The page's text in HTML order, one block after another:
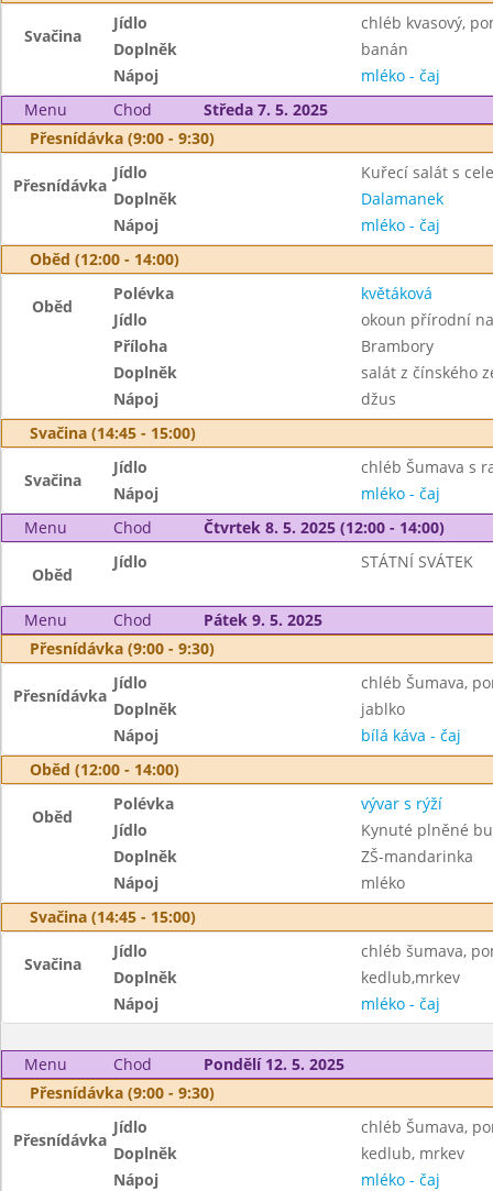
Svačina
Jídlo
chléb kvasový,
Doplněk
banán
Nápoj
mléko - čaj
Menu
Chod
Středa 7. 5. 2025
Přesnídávka (9:00 - 9:30)
Přesnídávka
Jídlo
Kuřecí salát s
Doplněk
Dalamanek
Nápoj
mléko - čaj
Oběd (12:00 - 14:00)
Oběd
Polévka
květáková
Jídlo
okoun přírodní
Příloha
Brambory
Doplněk
salát z čínského
Nápoj
džus
Svačina (14:45 - 15:00)
Svačina
Jídlo
chléb Šumava s
Nápoj
mléko - čaj
Menu
Chod Čtvrtek 8. 5. 2025 (12:00 - 14:00)
Oběd
Jídlo STÁTNÍ SVÁTEK
Menu Chod
Pátek 9. 5. 2025
Přesnídávka (9:00 - 9:30)
Přesnídávka
Jídlo
chléb Šumava,
Doplněk
jablko
Nápoj
bílá káva - čaj
Oběd (12:00 - 14:00)
Oběd
Polévka
vývar s rýží
Jídlo
Kynuté plněné
Doplněk
ZŠ-mandarinka
Nápoj
mléko
Svačina (14:45 - 15:00)
Svačina
Jídlo
chléb šumava,
Doplněk
kedlub,mrkev
Nápoj
mléko - čaj
Menu Chod
Pondělí 12. 5. 2025
Přesnídávka (9:00 - 9:30)
Přesnídávka
Jídlo
chléb Šumava,
Doplněk
kedlub, mrkev
Nápoj
mléko - čaj